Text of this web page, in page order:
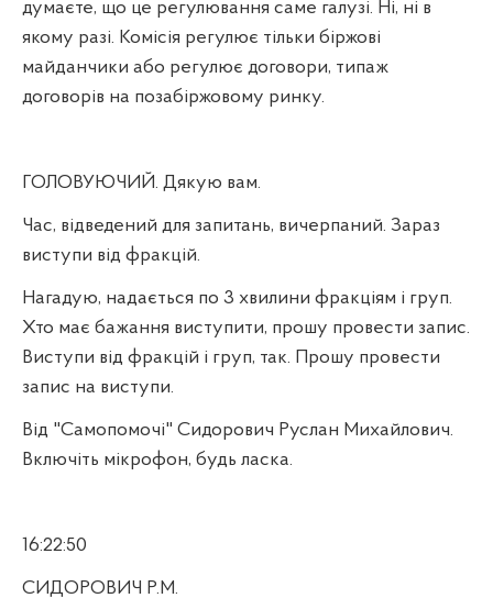
думаєте, що це регулювання саме галузі. Ні, ні в
якому разі. Комісія регулює тільки біржові
майданчики або регулює договори, типаж
договорів на позабіржовому ринку.
ГОЛОВУЮЧИЙ. Дякую вам.
Час, відведений для запитань, вичерпаний. Зараз
виступи від фракцій.
Нагадую, надається по 3 хвилини фракціям і груп.
Хто має бажання виступити, прошу провести запис.
Виступи від фракцій і груп, так. Прошу провести
запис на виступи.
Від "Самопомочі" Сидорович Руслан Михайлович.
Включіть мікрофон, будь ласка.
16:22:50
СИДОРОВИЧ Р.М.